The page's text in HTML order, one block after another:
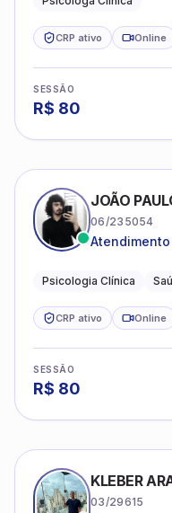
CRP ativo Online
SESSÃO
R$ 80
JOÃO
06/235054
depressão
Psicologia Clínica
CRP ativo Online
SESSÃO
R$ 80
KLEBER
03/29615